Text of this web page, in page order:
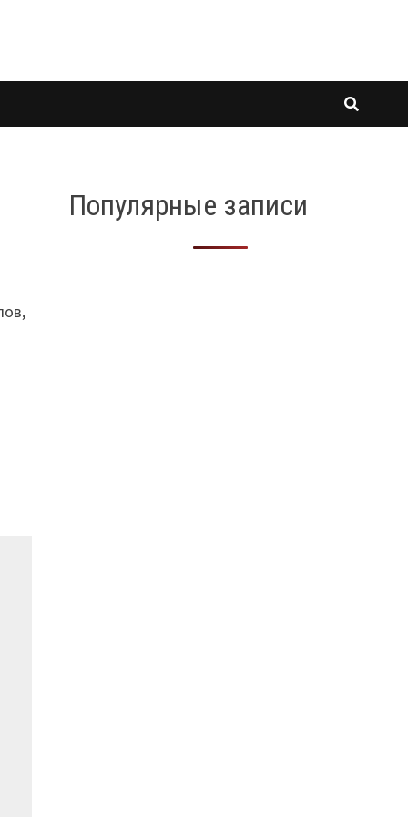
Популярные записи